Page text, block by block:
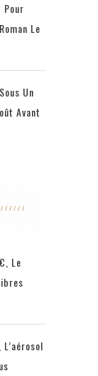
Pour
Le
Un
Avant
Le